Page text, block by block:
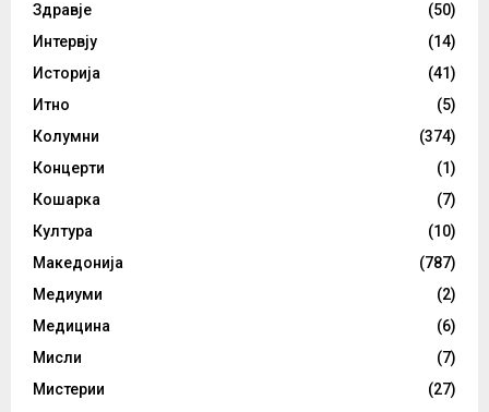
Здравје
(50)
Интервју
(14)
Историја
(41)
Итно
(5)
Колумни
(374)
Концерти
(1)
Кошарка
(7)
Култура
(10)
Македонија
(787)
Медиуми
(2)
Медицина
(6)
Мисли
(7)
Мистерии
(27)